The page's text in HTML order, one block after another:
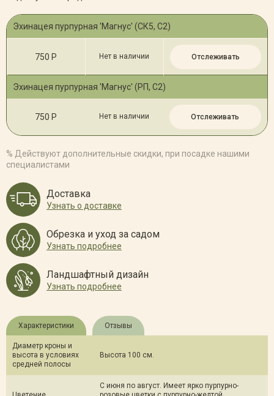
Эхинацея пурпурная 'Магнус' (СК5, С2)
750 Р Нет в наличии Отслеживать
Эхинацея пурпурная 'Магнус' (РП, С2)
750 Р Нет в наличии Отслеживать
% Действуют дополнительные скидки, при посадке нашими
специалистами
Доставка
Узнать о доставке
Обрезка и уход за садом
Узнать подробнее
Ландшафтный дизайн
Узнать подробнее
Характеристики Отзывы
Диаметр кроны и
высота в условиях
средней полосы
Высота 100 см.
С июня по август. Имеет ярко пурпурно-